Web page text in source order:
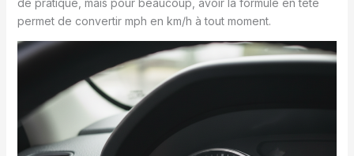
de pratique, mais pour beaucoup, avoir la formule en tête
permet de convertir mph en km/h à tout moment.